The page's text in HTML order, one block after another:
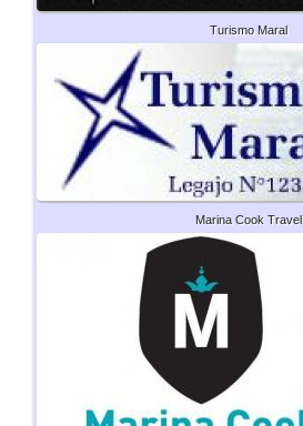
Turismo Maral
Marina Cook Travel